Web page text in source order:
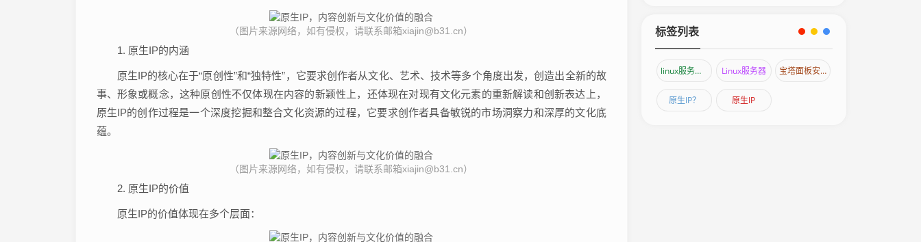
（图片来源网络，如有侵权，请联系邮箱xiajin@b31.cn）
1. 原生IP的内涵
原生IP的核心在于“原创性”和“独特性”，它要求创作者从文化、艺术、技术等多个角度出发，创造出全新的故
事、形象或概念，这种原创性不仅体现在内容的新颖性上，还体现在对现有文化元素的重新解读和创新表达上，
原生IP的创作过程是一个深度挖掘和整合文化资源的过程，它要求创作者具备敏锐的市场洞察力和深厚的文化底
蕴。
（图片来源网络，如有侵权，请联系邮箱xiajin@b31.cn）
2. 原生IP的价值
原生IP的价值体现在多个层面：
标签列表
linux服务器宝塔面板怎么安装？ Linux服务器 宝塔面板安装
原生IP？ 原生IP